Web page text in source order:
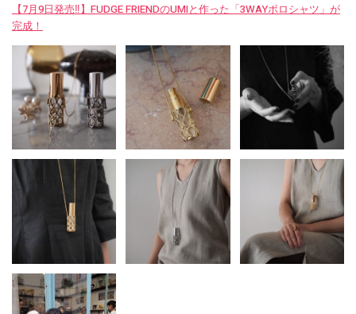
【7月9日発売‼︎】FUDGE FRIENDのUMIと作った「3WAYポロシャツ」が
完成！